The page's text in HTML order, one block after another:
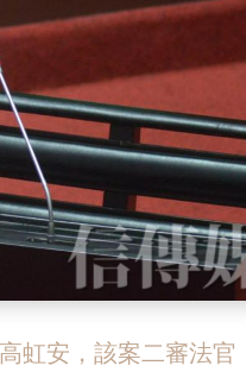
虹安，該案二審法官